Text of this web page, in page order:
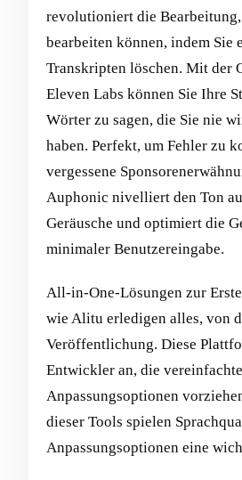
revolutioniert die
bearbeiten können, indem Sie
Transkripten löschen. Mit der
Eleven Labs können Sie Ihre
Wörter zu sagen, die Sie nie
haben. Perfekt, um Fehler zu
vergessene
Auphonic nivelliert den Ton
Geräusche und optimiert die
minimaler Benutzereingabe.
All-in-One-Lösungen zur
wie Alitu erledigen alles, von
Veröffentlichung. Diese
Entwickler an, die
Anpassungsoptionen
dieser Tools spielen
Anpassungsoptionen eine